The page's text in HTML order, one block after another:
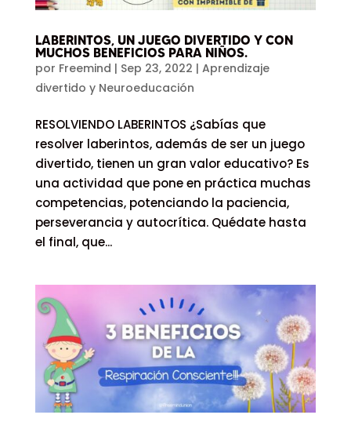
LABERINTOS, UN JUEGO DIVERTIDO Y CON
MUCHOS BENEFICIOS PARA NIÑOS.
por Freemind | Sep 23, 2022 | Aprendizaje
divertido y Neuroeducación
RESOLVIENDO LABERINTOS ¿Sabías que
resolver laberintos, además de ser un juego
divertido, tienen un gran valor educativo? Es
una actividad que pone en práctica muchas
competencias, potenciando la paciencia,
perseverancia y autocrítica. Quédate hasta
el final, que...